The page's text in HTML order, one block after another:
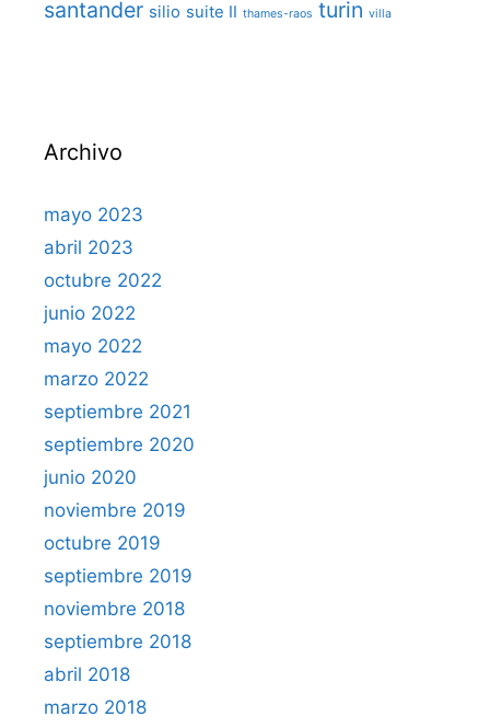
santander silio suite II thames-raos turin villa
Archivo
mayo 2023
abril 2023
octubre 2022
junio 2022
mayo 2022
marzo 2022
septiembre 2021
septiembre 2020
junio 2020
noviembre 2019
octubre 2019
septiembre 2019
noviembre 2018
septiembre 2018
abril 2018
marzo 2018